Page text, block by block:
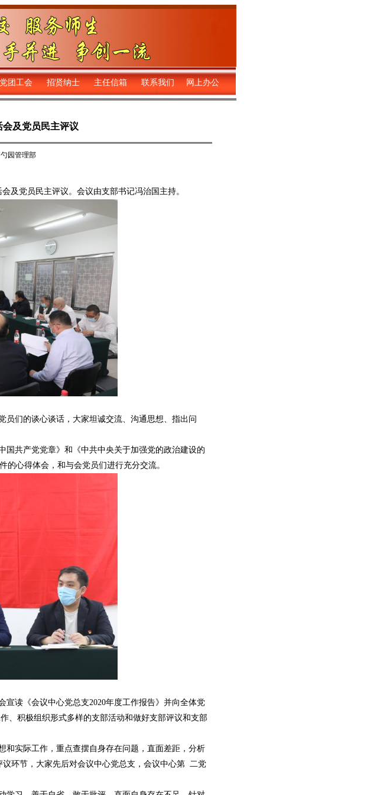
党团工会 招贤纳士 主任信箱 联系我们 网上办公
及党员民主评议
园管理部
党员民主评议。会议由支部书记冯治国主持。
们的谈心谈话，大家坦诚交流、沟通思想、指出问
共产党党章》和《中共中央关于加强党的政治建设的
的心得体会，和与会党员们进行充分交流。
读《会议中心党总支2020年度工作报告》并向全体党
、积极组织形式多样的支部活动和做好支部评议和支部
实际工作，重点查摆自身存在问题，直面差距，分析
环节，大家先后对会议中心党总支，会议中心第 二党